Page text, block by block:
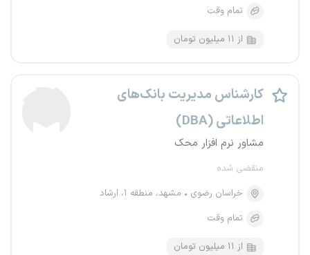
تمام وقت
از ۱۱ میلیون تومان
کارشناس مدیریت بانک‌های
اطلاعاتی (DBA)
مشاور نرم افزار محک
منقضی شده
خراسان رضوی
مشهد، منطقه ۱، ارشاد
تمام وقت
از ۱۱ میلیون تومان